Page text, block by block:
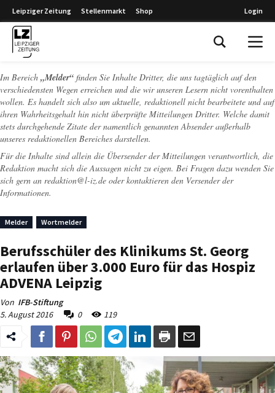
Leipziger Zeitung Stellenmarkt Shop Login
Im Bereich „Melder“ finden Sie Inhalte Dritter, die uns tagtäglich auf den
verschiedensten Wegen erreichen und die wir unseren Lesern nicht vorenthalten
wollen. Es handelt sich also um aktuelle, redaktionell nicht bearbeitete und auf
ihren Wahrheitsgehalt hin nicht überprüfte Mitteilungen Dritter. Welche damit
stets durchgehende Zitate der namentlich genannten Absender außerhalb
unseres redaktionellen Bereiches darstellen.
Für die Inhalte sind allein die Übersender der Mitteilungen verantwortlich, die
Redaktion macht sich die Aussagen nicht zu eigen. Bei Fragen dazu wenden Sie
sich gern an redaktion@l-iz.de oder kontaktieren den Versender der
Informationen.
Melder Wortmelder
Berufsschüler des Klinikums St. Georg
erlaufen über 3.000 Euro für das Hospiz
ADVENA Leipzig
Von IFB-Stiftung
5. August 2016
0 119